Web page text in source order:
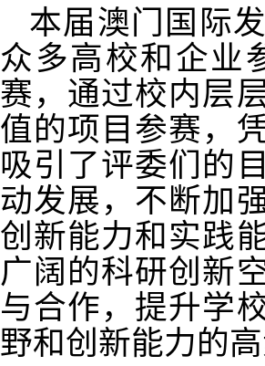
本届澳门国际
众多高校和企业
赛，通过校内层
值的项目参赛 ，
吸引了评委们的
动发展，不断加
创新能力和实践
广阔的科研创新
与合作，提升学
野和创新能力的